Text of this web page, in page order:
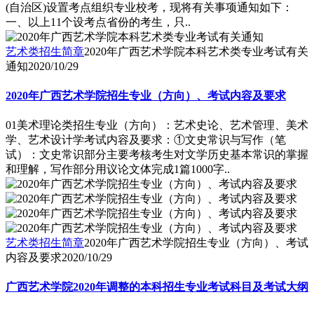
(自治区)设置考点组织专业校考，现将有关事项通知如下：
一、以上11个设考点省份的考生，只..
艺术类招生简章2020年广西艺术学院本科艺术类专业考试有关
通知2020/10/29
2020年广西艺术学院招生专业（方向）、考试内容及要求
01美术理论类招生专业（方向）：艺术史论、艺术管理、美术
学、艺术设计学考试内容及要求：①文史常识与写作（笔
试）：文史常识部分主要考核考生对文学历史基本常识的掌握
和理解，写作部分用议论文体完成1篇1000字..
艺术类招生简章2020年广西艺术学院招生专业（方向）、考试
内容及要求2020/10/29
广西艺术学院2020年调整的本科招生专业考试科目及考试大纲